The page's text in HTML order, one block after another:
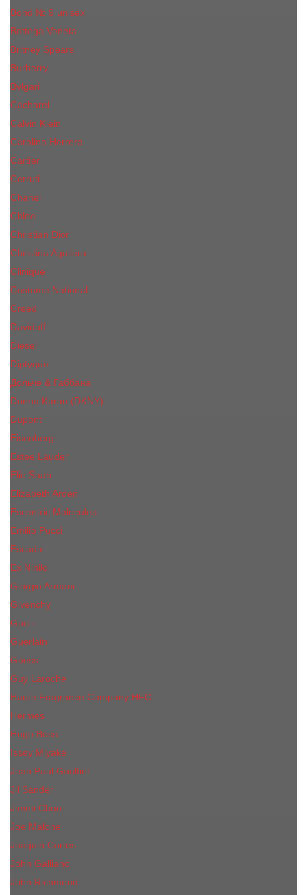
Bond № 9 unisex
Bottega Veneta
Britney Spears
Burberry
Bvlgari
Cacharel
Calvin Klein
Carolina Herrera
Cartier
Cerruti
Сhanеl
Chloe
Christian Dior
Christina Aguilera
Сliniquе
Costume National
Creed
Davidoff
Diesel
Diptyque
Дольче & Габбана
Donna Karan (DKNY)
Dupont
Eisenberg
Еsteе Lаudеr
Elie Saab
Elizabeth Arden
Escentric Molecules
Emilio Pucci
Escada
Ex Nihilo
Giorgio Armani
Givenchy
Gucci
Guerlain
Guess
Guy Laroche
Haute Fragrance Company HFC
Hermes
Hugo Boss
Issey Miyake
Jean Paul Gaultier
Jil Sander
Jimmi Choo
Jое Malоnе
Joaquin Cortes
John Galliano
John Richmond